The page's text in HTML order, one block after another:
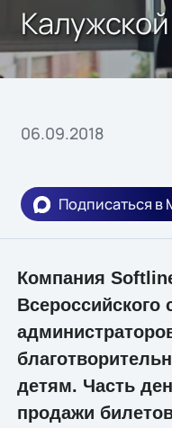
06.09.2018
Подписаться в
Компания
Всероссийского
детям. Часть
продажи